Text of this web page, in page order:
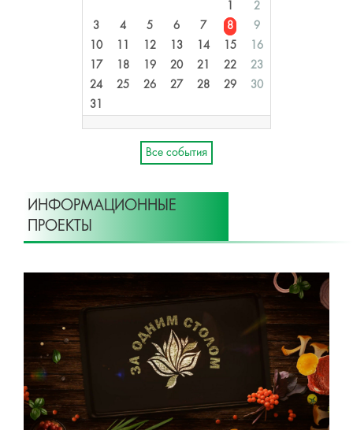
1
2
3
4 5 6 7 8
9
10
11 12 13 14 15
16
17
18 19 20 21 22
23
24
25 26 27 28 29
30
31
Все события
ИНФОРМАЦИОННЫЕ
ПРОЕКТЫ